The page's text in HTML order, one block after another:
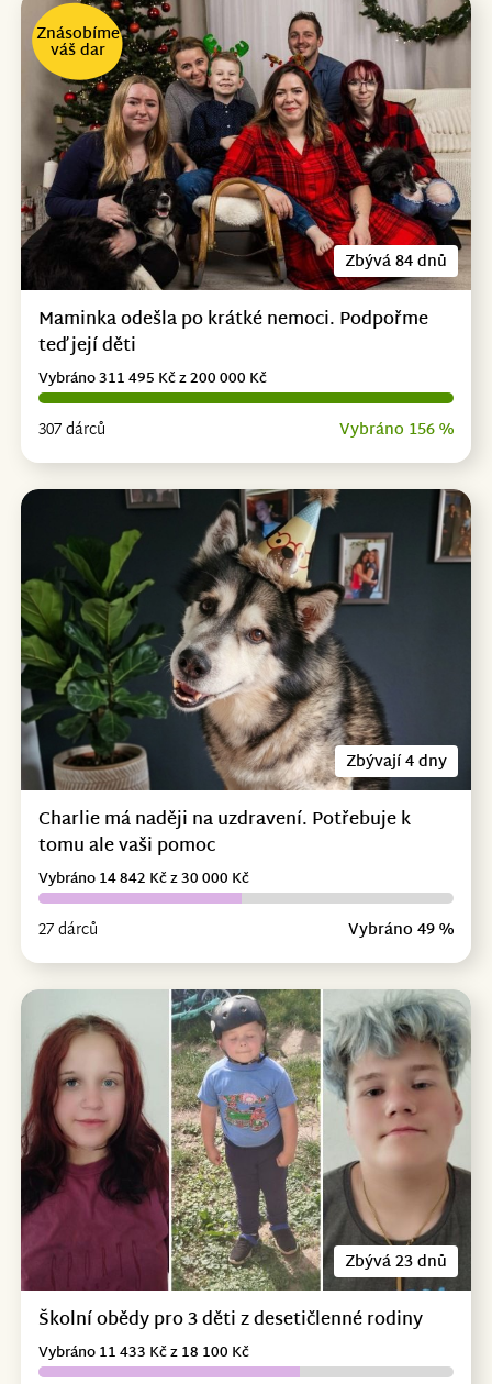
Zbývá 84 dnů
Znásobíme
váš dar
Maminka odešla po krátké nemoci. Podpořme
teď její děti
307 dárců Vybráno 156 %
Vybráno 311 495 Kč z 200 000 Kč
Zbývají 4 dny
Charlie má naději na uzdravení. Potřebuje k
tomu ale vaši pomoc
27 dárců Vybráno 49 %
Vybráno 14 842 Kč z 30 000 Kč
Zbývá 23 dnů
Školní obědy pro 3 děti z desetičlenné rodiny
Vybráno 11 433 Kč z 18 100 Kč